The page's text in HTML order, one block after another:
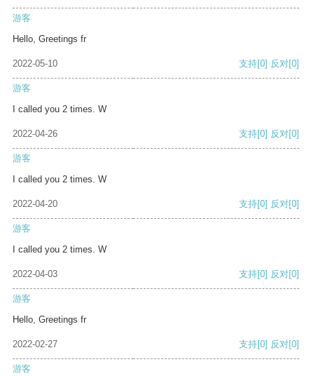
游客
Hello, Greetings fr
2022-05-10 支持[0] 反对[0]
游客
I called you 2 times. W
2022-04-26 支持[0] 反对[0]
游客
I called you 2 times. W
2022-04-20 支持[0] 反对[0]
游客
I called you 2 times. W
2022-04-03 支持[0] 反对[0]
游客
Hello, Greetings fr
2022-02-27 支持[0] 反对[0]
游客